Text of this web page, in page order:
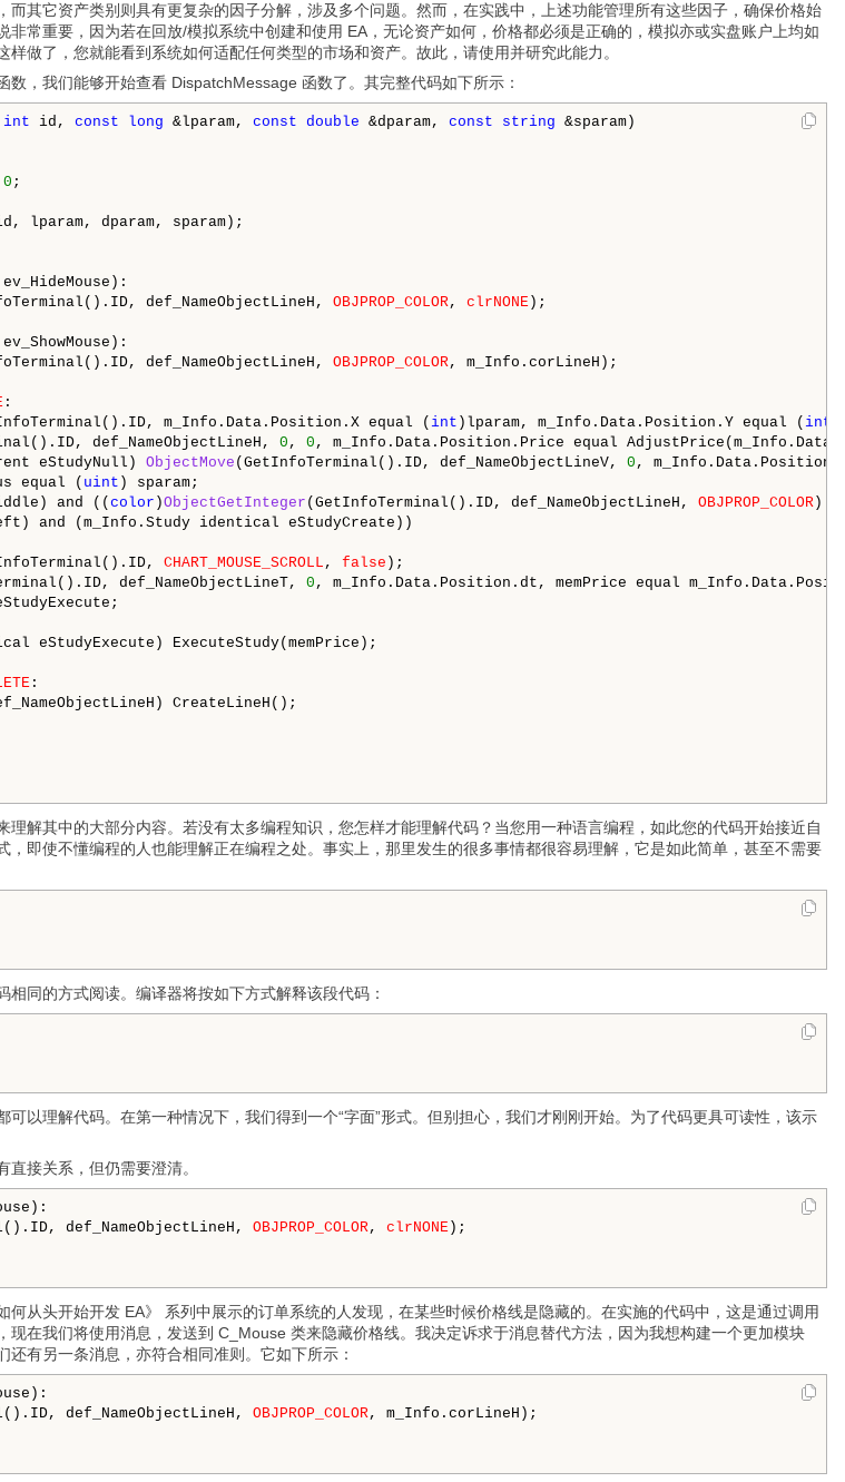
而其它资产类别则具有更复杂的因子分解，涉及多个问题。然而，在实践中，上述功能管理所有这些因子，确保价格始
常重要，因为若在回放/模拟系统中创建和使用 EA，无论资产如何，价格都必须是正确的，模拟亦或实盘账户上均如
做了，您就能看到系统如何适配任何类型的市场和资产。故此，请使用并研究此能力。
，我们能够开始查看 DispatchMessage 函数了。其完整代码如下所示：
int id, const long &lparam, const double &dparam, const string &sparam)
0 ;
lparam, dparam, sparam);
def_NameObjectLineH, OBJPROP_COLOR, clrNONE );
def_NameObjectLineH, OBJPROP_COLOR, m_Info.corLineH);
:
m_Info.Data.Position.X equal ( int )lparam, m_Info.Data.Position.Y equal ( int
def_NameObjectLineH, 0 , 0 , m_Info.Data.Position.Price equal
eStudyNull) ObjectMove (GetInfoTerminal().ID, def_NameObjectLineV, 0 ,
( uint ) sparam;
and (( color )ObjectGetInteger (GetInfoTerminal().ID, def_NameObjectLineH, OBJPROP_COLOR )
and (m_Info.Study identical eStudyCreate))
CHART_MOUSE_SCROLL , false );
def_NameObjectLineT, 0 , m_Info.Data.Position.dt, memPrice equal
eStudyExecute) ExecuteStudy(memPrice);
:
CreateLineH();
理解其中的大部分内容。若没有太多编程知识，您怎样才能理解代码？当您用一种语言编程，如此您的代码开始接近自
，即使不懂编程的人也能理解正在编程之处。事实上，那里发生的很多事情都很容易理解，它是如此简单，甚至不需要
同的方式阅读。编译器将按如下方式解释该段代码：
以理解代码。在第一种情况下，我们得到一个“字面”形式。但别担心，我们才刚刚开始。为了代码更具可读性，该示
接关系，但仍需要澄清。
def_NameObjectLineH, OBJPROP_COLOR, clrNONE );
从头开始开发 EA》 系列中展示的订单系统的人发现，在某些时候价格线是隐藏的。在实施的代码中，这是通过调用
现在我们将使用消息，发送到 C_Mouse 类来隐藏价格线。我决定诉求于消息替代方法，因为我想构建一个更加模块
有另一条消息，亦符合相同准则。它如下所示：
def_NameObjectLineH, OBJPROP_COLOR, m_Info.corLineH);